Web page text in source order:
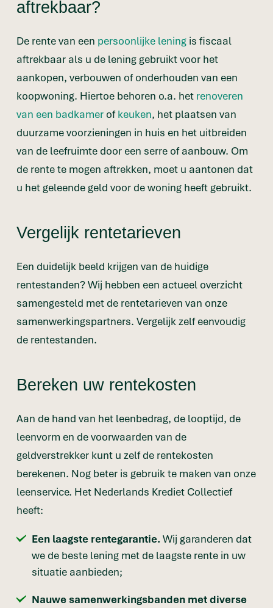
aftrekbaar?
De rente van een persoonlijke lening is fiscaal
aftrekbaar als u de lening gebruikt voor het
aankopen, verbouwen of onderhouden van een
koopwoning. Hiertoe behoren o.a. het renoveren
van een badkamer ofkeuken, het plaatsen van
duurzame voorzieningen in huis en het uitbreiden
van de leefruimte door een serre of aanbouw. Om
de rente te mogen aftrekken, moet u aantonen dat
u het geleende geld voor de woning heeft gebruikt.
Vergelijk rentetarieven
Een duidelijk beeld krijgen van de huidige
rentestanden? Wij hebben een actueel overzicht
samengesteld met de rentetarieven van onze
samenwerkingspartners. Vergelijk zelf eenvoudig
de rentestanden.
Bereken uw rentekosten
Aan de hand van het leenbedrag, de looptijd, de
leenvorm en de voorwaarden van de
geldverstrekker kunt u zelf de rentekosten
berekenen. Nog beter is gebruik te maken van onze
leenservice. Het Nederlands Krediet Collectief
heeft:
Een laagste rentegarantie.Wij garanderen dat
we de beste lening met de laagste rente in uw
situatie aanbieden;
Nauwe samenwerkingsbanden met diverse